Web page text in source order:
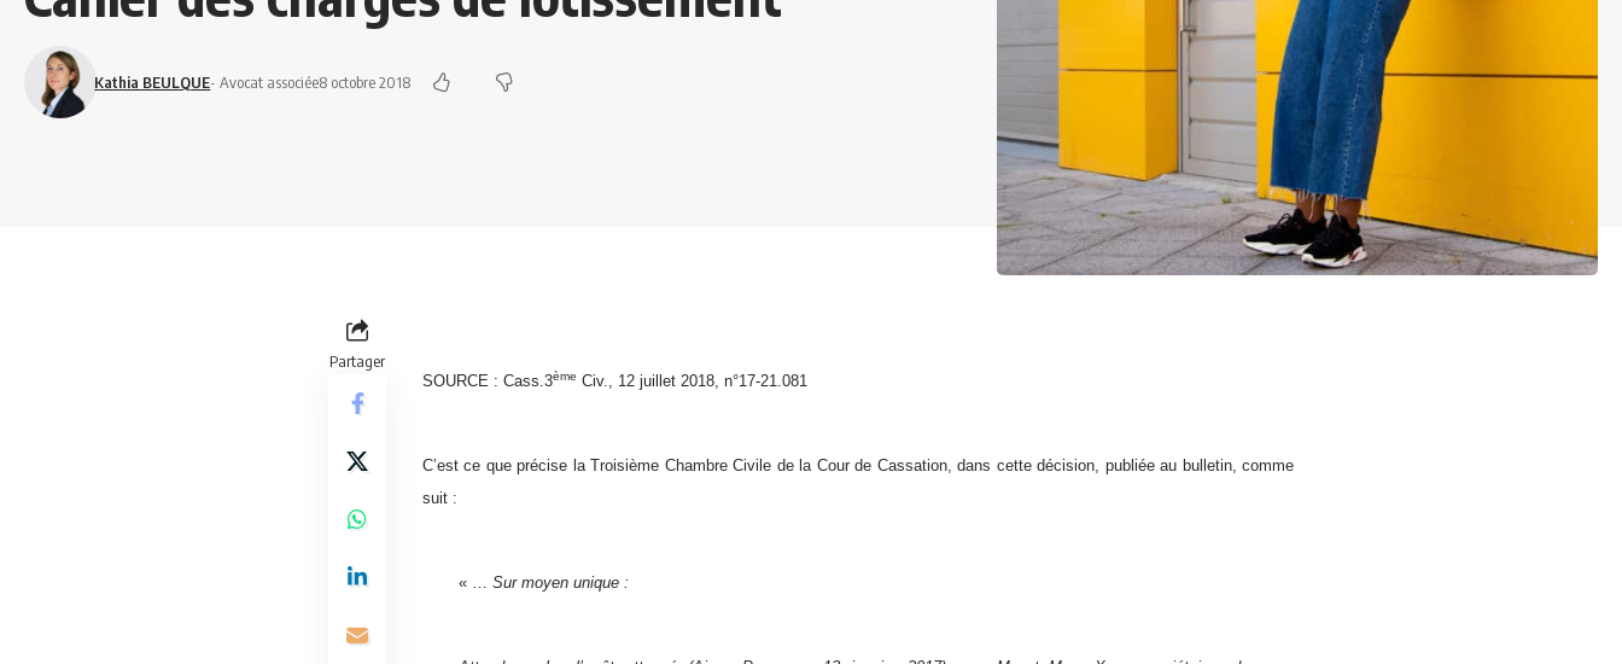
Kathia BEULQUE- Avocat associée8 octobre 2018
Partager
SOURCE : Cass.3ème Civ., 12 juillet 2018, n°17-21.081
C’est ce que précise la Troisième Chambre Civile de la Cour de Cassation, dans cette décision, publiée au bulletin, comme
suit :
« … Sur moyen unique :